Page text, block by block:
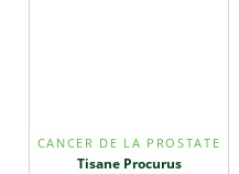
CANCER DE LA PROSTATE
Tisane Procurus